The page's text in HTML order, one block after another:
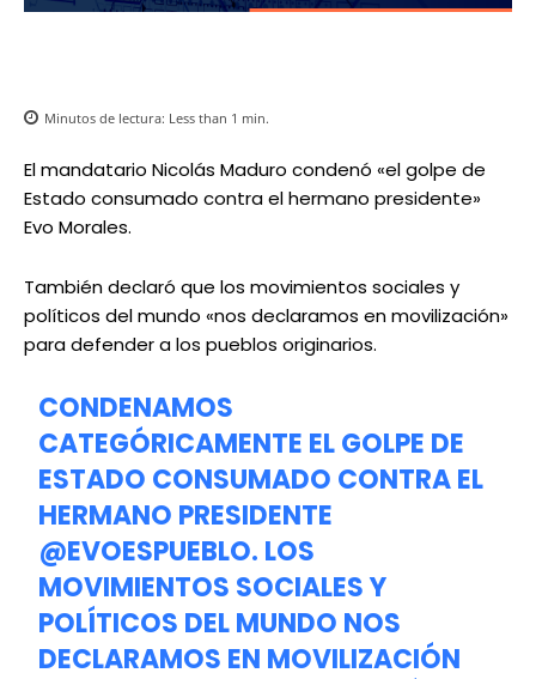
Minutos de lectura: Less than 1 min.
El mandatario Nicolás Maduro condenó «el golpe de
Estado consumado contra el hermano presidente»
Evo Morales.
También declaró que los movimientos sociales y
políticos del mundo «nos declaramos en movilización»
para defender a los pueblos originarios.
CONDENAMOS
CATEGÓRICAMENTE EL GOLPE DE
ESTADO CONSUMADO CONTRA EL
HERMANO PRESIDENTE
@EVOESPUEBLO. LOS
MOVIMIENTOS SOCIALES Y
POLÍTICOS DEL MUNDO NOS
DECLARAMOS EN MOVILIZACIÓN